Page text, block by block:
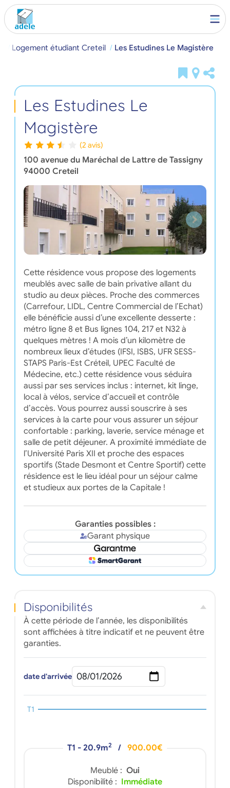
Logement étudiant Creteil Les Estudines Le Magistère
Les Estudines Le
Magistère
(2 avis)
100 avenue du Maréchal de Lattre de Tassigny
94000 Creteil
Cette résidence vous propose des logements
meublés avec salle de bain privative allant du
studio au deux pièces. Proche des commerces
(Carrefour, LIDL, Centre Commercial de l’Echat)
elle bénéficie aussi d’une excellente desserte :
métro ligne 8 et Bus lignes 104, 217 et N32 à
quelques mètres ! A mois d’un kilomètre de
nombreux lieux d’études (IFSI, ISBS, UFR SESS-
STAPS Paris-Est Créteil, UPEC Faculté de
Médecine, etc.) cette résidence vous séduira
aussi par ses services inclus : internet, kit linge,
local à vélos, service d’accueil et contrôle
d’accès. Vous pourrez aussi souscrire à ses
services à la carte pour vous assurer un séjour
confortable : parking, laverie, service ménage et
salle de petit déjeuner. A proximité immédiate de
l’Université Paris XII et proche des espaces
sportifs (Stade Desmont et Centre Sportif) cette
résidence est le lieu idéal pour un séjour calme
et studieux aux portes de la Capitale !
Garanties possibles :
Garant physique
Disponibilités
À cette période de l’année, les disponibilités
sont affichées à titre indicatif et ne peuvent être
garanties.
date d'arrivée
T1
T1 - 20.9m2 / 900.00€
Meublé : Oui
Disponibilité : Immédiate